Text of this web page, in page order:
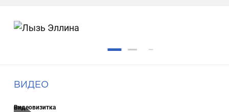
ВИДЕО
Видеовизитка